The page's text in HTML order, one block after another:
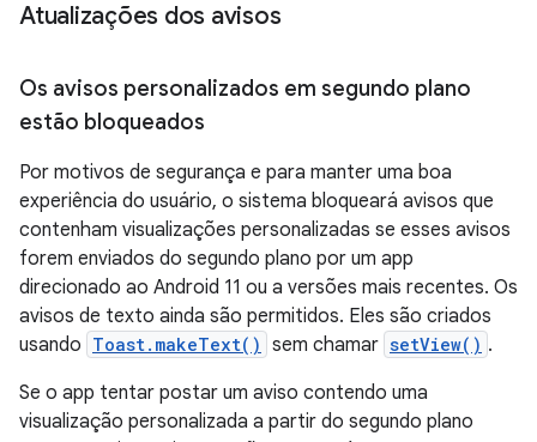
Atualizações dos avisos
Os avisos personalizados em segundo plano
estão bloqueados
Por motivos de segurança e para manter uma boa
experiência do usuário, o sistema bloqueará avisos que
contenham visualizações personalizadas se esses avisos
forem enviados do segundo plano por um app
direcionado ao Android 11 ou a versões mais recentes. Os
avisos de texto ainda são permitidos. Eles são criados
usando Toast.makeText() sem chamar setView() .
Se o app tentar postar um aviso contendo uma
visualização personalizada a partir do segundo plano